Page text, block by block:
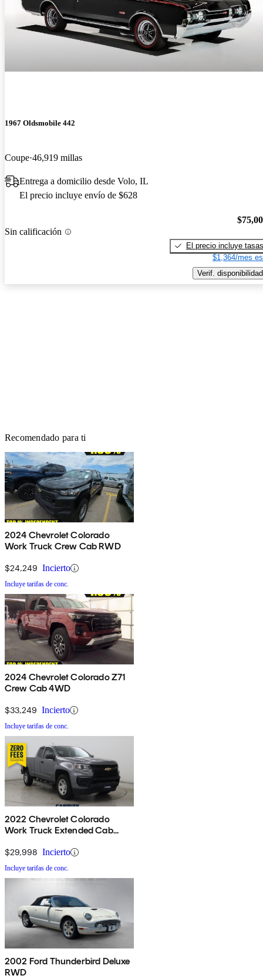
1967 Oldsmobile 442
Coupe 46,919 millas
Entrega a domicilio desde Volo, IL
El precio incluye envío de $628
Sin calificación
El precio incluye tasas
$1,364/mes
Verif. disponibilidad
Recomendado para ti
2024 Chevrolet Colorado
Work Truck Crew Cab RWD
$24,249 Incierto
Incluye tarifas de conc.
2024 Chevrolet Colorado Z71
Crew Cab 4WD
$33,249 Incierto
Incluye tarifas de conc.
2022 Chevrolet Colorado
Work Truck Extended Cab
$29,998 Incierto
Incluye tarifas de conc.
2002 Ford Thunderbird Deluxe
RWD